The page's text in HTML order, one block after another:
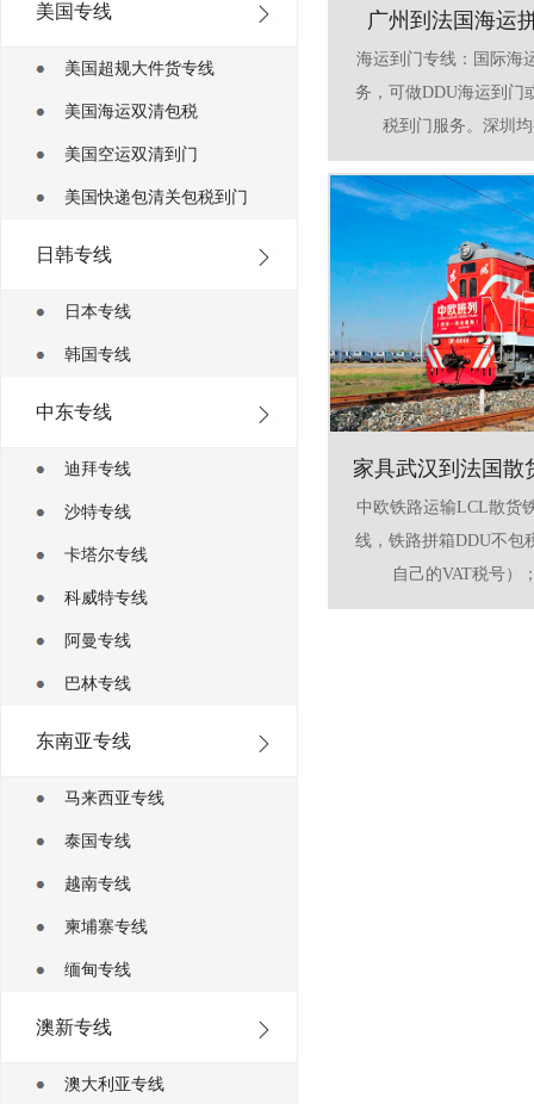
美国专线
美国超规大件货专线
美国海运双清包税
美国空运双清到门
美国快递包清关包税到门
日韩专线
日本专线
韩国专线
中东专线
迪拜专线
沙特专线
卡塔尔专线
科威特专线
阿曼专线
巴林专线
东南亚专线
马来西亚专线
泰国专线
越南专线
柬埔寨专线
缅甸专线
澳新专线
澳大利亚专线
广州到法国海运
海运到门专线：国际海
务，可做DDU海运到门
税到门服务。深圳
家具武汉到法国散
中欧铁路运输LCL散货
线，铁路拼箱DDU不包
自己的VAT税号）